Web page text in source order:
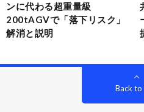
ンに代わる超重量級
200tAGVで「落下リスク」
解消と説明
Back to